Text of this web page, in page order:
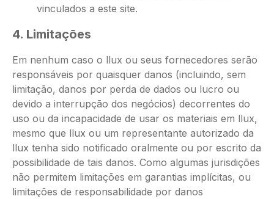
vinculados a este site.
4. Limitações
Em nenhum caso o llux ou seus fornecedores serão
responsáveis ​​por quaisquer danos (incluindo, sem
limitação, danos por perda de dados ou lucro ou
devido a interrupção dos negócios) decorrentes do
uso ou da incapacidade de usar os materiais em llux,
mesmo que llux ou um representante autorizado da
llux tenha sido notificado oralmente ou por escrito da
possibilidade de tais danos. Como algumas jurisdições
não permitem limitações em garantias implícitas, ou
limitações de responsabilidade por danos